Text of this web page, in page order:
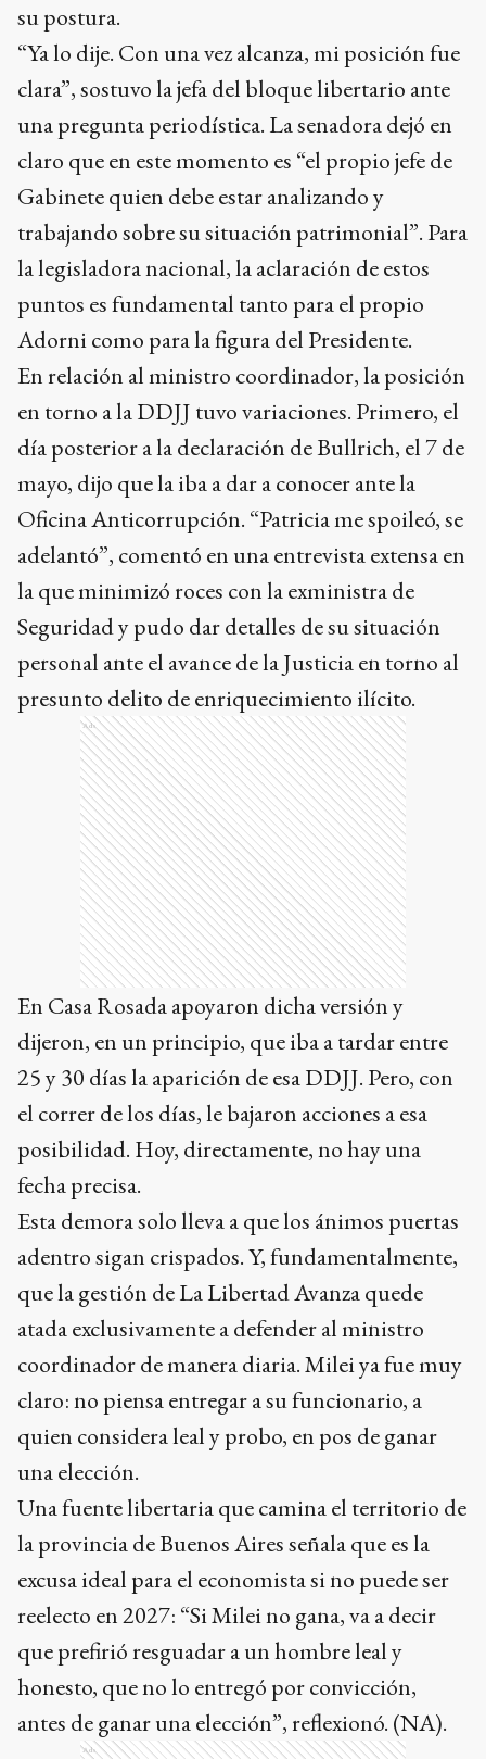
su postura.
“Ya lo dije. Con una vez alcanza, mi posición fue
clara”, sostuvo la jefa del bloque libertario ante
una pregunta periodística. La senadora dejó en
claro que en este momento es “el propio jefe de
Gabinete quien debe estar analizando y
trabajando sobre su situación patrimonial”. Para
la legisladora nacional, la aclaración de estos
puntos es fundamental tanto para el propio
Adorni como para la figura del Presidente.
En relación al ministro coordinador, la posición
en torno a la DDJJ tuvo variaciones. Primero, el
día posterior a la declaración de Bullrich, el 7 de
mayo, dijo que la iba a dar a conocer ante la
Oficina Anticorrupción. “Patricia me spoileó, se
adelantó”, comentó en una entrevista extensa en
la que minimizó roces con la exministra de
Seguridad y pudo dar detalles de su situación
personal ante el avance de la Justicia en torno al
presunto delito de enriquecimiento ilícito.
Ads
En Casa Rosada apoyaron dicha versión y
dijeron, en un principio, que iba a tardar entre
25 y 30 días la aparición de esa DDJJ. Pero, con
el correr de los días, le bajaron acciones a esa
posibilidad. Hoy, directamente, no hay una
fecha precisa.
Esta demora solo lleva a que los ánimos puertas
adentro sigan crispados. Y, fundamentalmente,
que la gestión de La Libertad Avanza quede
atada exclusivamente a defender al ministro
coordinador de manera diaria. Milei ya fue muy
claro: no piensa entregar a su funcionario, a
quien considera leal y probo, en pos de ganar
una elección.
Una fuente libertaria que camina el territorio de
la provincia de Buenos Aires señala que es la
excusa ideal para el economista si no puede ser
reelecto en 2027: “Si Milei no gana, va a decir
que prefirió resguadar a un hombre leal y
honesto, que no lo entregó por convicción,
antes de ganar una elección”, reflexionó. (NA).
Ads